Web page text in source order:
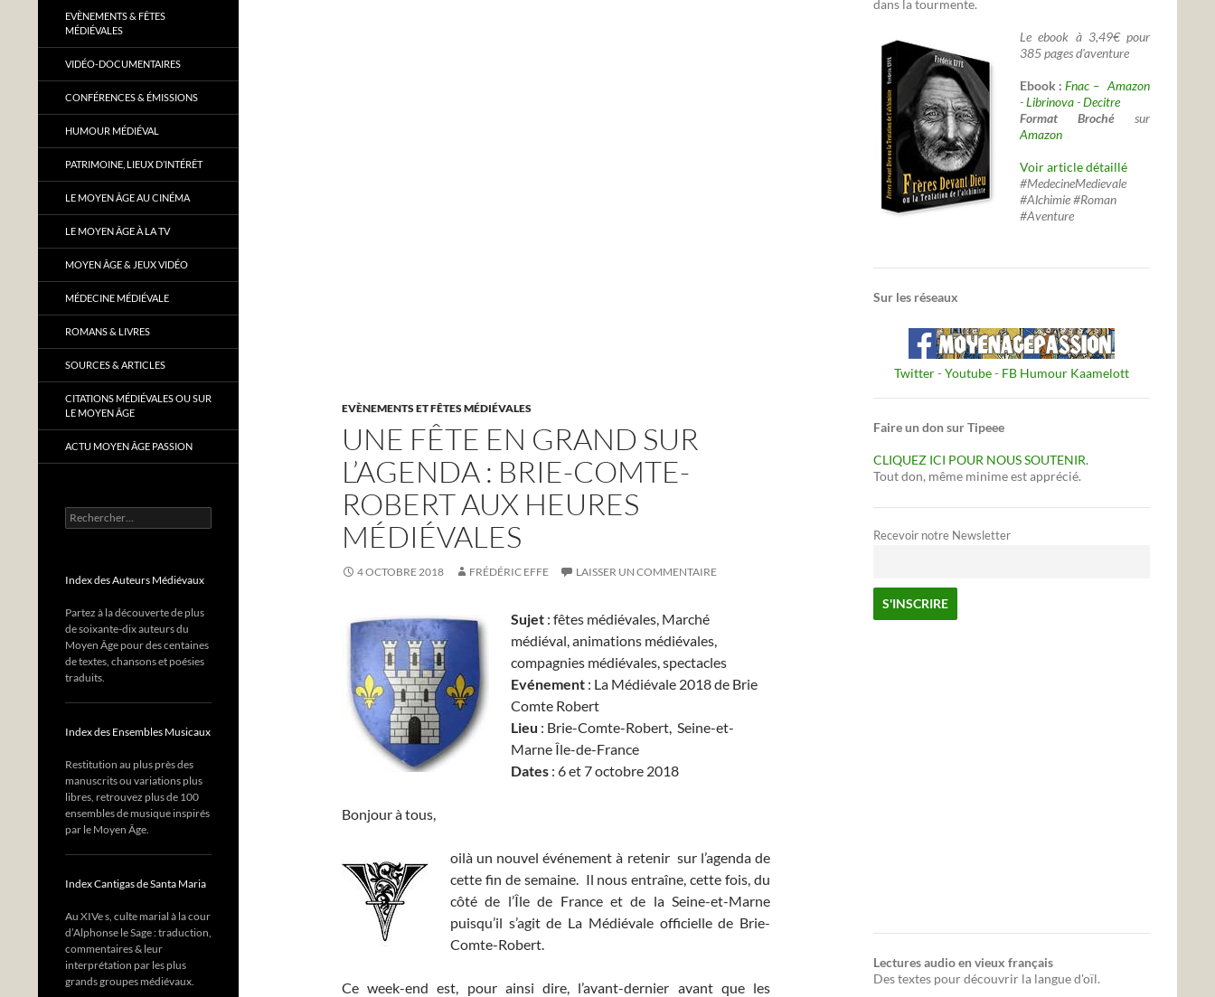
EVÈNEMENTS ET FÊTES MÉDIÉVALES
UNE FÊTE EN GRAND SUR
L’AGENDA : BRIE-COMTE-
ROBERT AUX HEURES
MÉDIÉVALES
4 OCTOBRE 2018 FRÉDÉRIC EFFE LAISSER UN COMMENTAIRE
Sujet : fêtes médiévales, Marché
médiéval, animations médiévales,
compagnies médiévales, spectacles
Evénement : La Médiévale 2018 de Brie
Comte Robert
Lieu : Brie-Comte-Robert, Seine-et-
Marne Île-de-France
Dates : 6 et 7 octobre 2018
Bonjour à tous,
oilà un nouvel événement à retenir sur l’agenda de
cette fin de semaine. Il nous entraîne, cette fois, du
côté de l’Île de France et de la Seine-et-Marne
puisqu’il s’agit de La Médiévale officielle de Brie-
Comte-Robert.
Ce week-end est, pour ainsi dire, l’avant-dernier avant que les
dans la tourmente.
Le ebook à 3,49€ pour
385 pages d'aventure
Ebook :Fnac – Amazon
-Librinova-Decitre
Format Broché sur
Amazon
Voir article détaillé
#MedecineMedievale
#Alchimie #Roman
#Aventure
Sur les réseaux
Twitter- Youtube- FB Humour Kaamelott
Faire un don sur Tipeee
CLIQUEZ ICI POUR NOUS SOUTENIR.
Tout don, même minime est apprécié.
Recevoir notre Newsletter
Lectures audio en vieux français
Des textes pour découvrir la langue d'oïl.
EVÈNEMENTS & FÊTES
MÉDIÉVALES
VIDÉO-DOCUMENTAIRES
CONFÉRENCES & ÉMISSIONS
HUMOUR MÉDIÉVAL
PATRIMOINE, LIEUX D’INTÉRÊT
LE MOYEN ÂGE AU CINÉMA
LE MOYEN ÂGE À LA TV
MOYEN ÂGE & JEUX VIDÉO
MÉDECINE MÉDIÉVALE
ROMANS & LIVRES
SOURCES & ARTICLES
CITATIONS MÉDIÉVALES OU SUR
LE MOYEN ÂGE
ACTU MOYEN ÂGE PASSION
Rechercher :
Index des Auteurs Médiévaux
Partez à la découverte de plus
de soixante-dix auteurs du
Moyen Âge pour des centaines
de textes, chansons et poésies
traduits.
Index des Ensembles Musicaux
Restitution au plus près des
manuscrits ou variations plus
libres, retrouvez plus de 100
ensembles de musique inspirés
par le Moyen Âge.
Index Cantigas de Santa Maria
Au XIVe s, culte marial à la cour
d’Alphonse le Sage : traduction,
commentaires & leur
interprétation par les plus
grands groupes médiévaux.